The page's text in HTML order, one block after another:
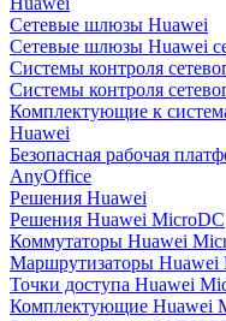
Сетевые шлюзы Huawei
Сетевые шлюзы Huawei
Системы контроля
Системы контроля
Комплектующие к
Huawei
Безопасная рабочая
AnyOffice
Решения Huawei
Решения Huawei MicroDC
Коммутаторы Huawei
Маршрутизаторы Huawei
Точки доступа Huawei
Комплектующие Huawei